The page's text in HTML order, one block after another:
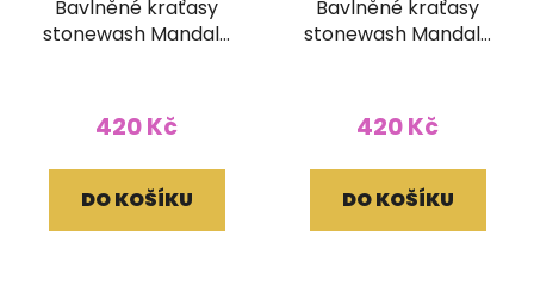
Bavlněné kraťasy
stonewash Mandala
420 Kč
DO KOŠÍKU
Bavlněné kraťasy
stonewash Mandala
420 Kč
DO KOŠÍKU